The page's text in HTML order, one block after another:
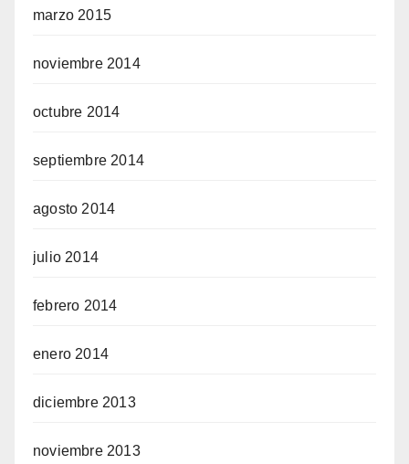
marzo 2015
noviembre 2014
octubre 2014
septiembre 2014
agosto 2014
julio 2014
febrero 2014
enero 2014
diciembre 2013
noviembre 2013